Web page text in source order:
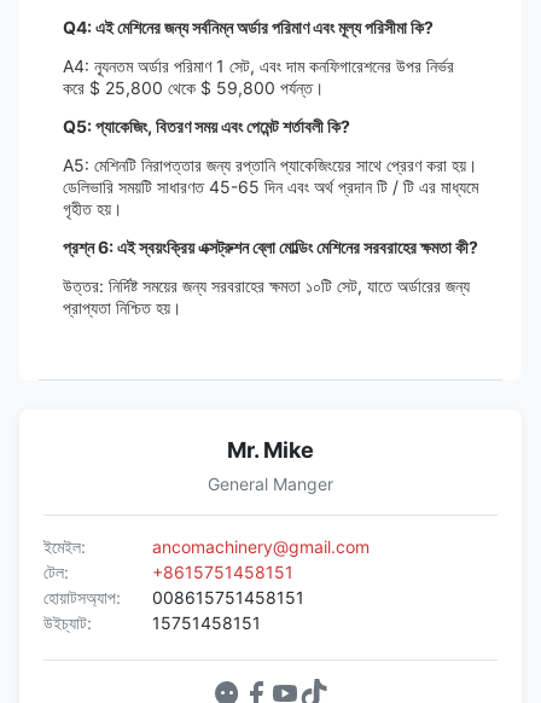
Q4: এই মেশিনের জন্য সর্বনিম্ন অর্ডার পরিমাণ এবং মূল্য পরিসীমা কি?
A4: ন্যূনতম অর্ডার পরিমাণ 1 সেট, এবং দাম কনফিগারেশনের উপর নির্ভর
করে $ 25,800 থেকে $ 59,800 পর্যন্ত।
Q5: প্যাকেজিং, বিতরণ সময় এবং পেমেন্ট শর্তাবলী কি?
A5: মেশিনটি নিরাপত্তার জন্য রপ্তানি প্যাকেজিংয়ের সাথে প্রেরণ করা হয়।
ডেলিভারি সময়টি সাধারণত 45-65 দিন এবং অর্থ প্রদান টি / টি এর মাধ্যমে
গৃহীত হয়।
প্রশ্ন 6: এই স্বয়ংক্রিয় এক্সট্রুশন ব্লো মোল্ডিং মেশিনের সরবরাহের ক্ষমতা কী?
উত্তর: নির্দিষ্ট সময়ের জন্য সরবরাহের ক্ষমতা ১০টি সেট, যাতে অর্ডারের জন্য
প্রাপ্যতা নিশ্চিত হয়।
Mr. Mike
General Manger
ইমেইল:
ancomachinery@gmail.com
টেল:
+8615751458151
হোয়াটসঅ্যাপ:
008615751458151
উইচ্যাট:
15751458151